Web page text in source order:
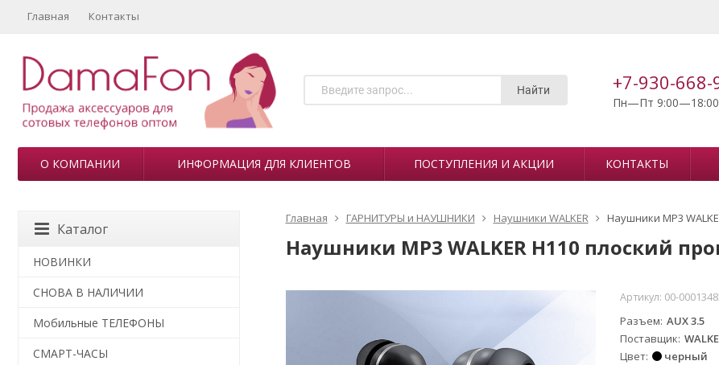
Главная Контакты
Найти +7-930-668-
Пн—Пт 9:00—18:00
О КОМПАНИИ ИНФОРМАЦИЯ ДЛЯ КЛИЕНТОВ ПОСТУПЛЕНИЯ И АКЦИИ КОНТАКТЫ
Главная ГАРНИТУРЫ и НАУШНИКИ Наушники WALKER Наушники MP3
Наушники MP3 WALKER H110 плоский
Артикул: 00-
Разъем AUX 3.5
Поставщик
Цвет
черный
Каталог
НОВИНКИ
СНОВА В НАЛИЧИИ
Мобильные ТЕЛЕФОНЫ
СМАРТ-ЧАСЫ